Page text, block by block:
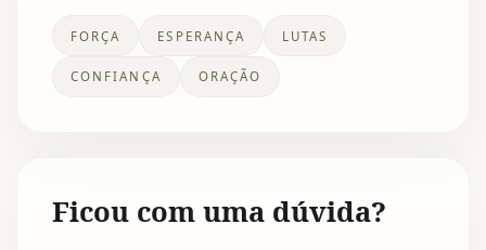
FORÇA ESPERANÇA LUTAS
CONFIANÇA ORAÇÃO
Ficou com uma dúvida?